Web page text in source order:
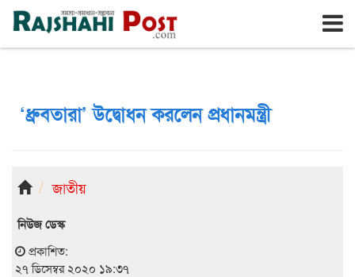
রাজশাহী শুক্রবার, ৭ই আগস্ট ২০২৬, ২৪শে শ্রাবণ ১৪৩৩
‘ধ্রুবতারা’ উদ্বোধন করলেন প্রধানমন্ত্রী
জাতীয়
নিউজ ডেস্ক
প্রকাশিত:
২৭ ডিসেম্বর ২০২০ ১৯:৩৭